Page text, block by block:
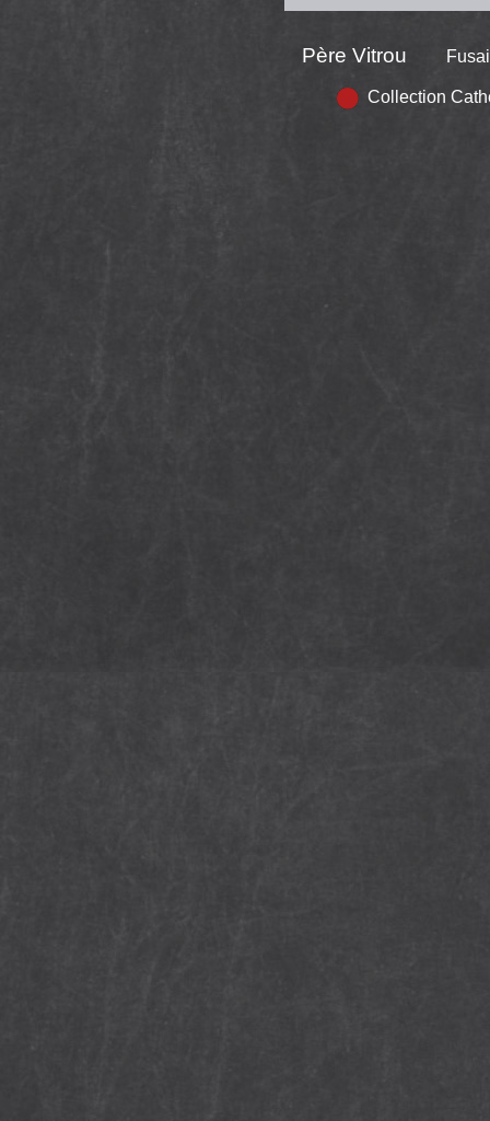
Père Vitrou Fusain
Collection